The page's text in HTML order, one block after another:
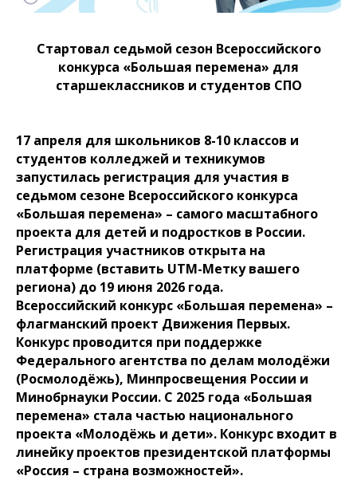
Стартовал седьмой сезон Всероссийского
конкурса «Большая перемена» для
старшеклассников и студентов СПО
17 апреля для школьников 8-10 классов и
студентов колледжей и техникумов
запустилась регистрация для участия в
седьмом сезоне Всероссийского конкурса
«Большая перемена» – самого масштабного
проекта для детей и подростков в России.
Регистрация участников открыта на
платформе (вставить UTM-Метку вашего
региона) до 19 июня 2026 года.
Всероссийский конкурс «Большая перемена» –
флагманский проект Движения Первых.
Конкурс проводится при поддержке
Федерального агентства по делам молодёжи
(Росмолодёжь), Минпросвещения России и
Минобрнауки России. С 2025 года «Большая
перемена» стала частью национального
проекта «Молодёжь и дети». Конкурс входит в
линейку проектов президентской платформы
«Россия – страна возможностей».